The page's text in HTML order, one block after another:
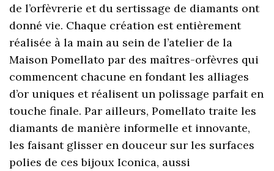
de l’orfèvrerie et du sertissage de diamants ont
donné vie. Chaque création est entièrement
réalisée à la main au sein de l’atelier de la
Maison Pomellato par des maîtres-orfèvres qui
commencent chacune en fondant les alliages
d’or uniques et réalisent un polissage parfait en
touche finale. Par ailleurs, Pomellato traite les
diamants de manière informelle et innovante,
les faisant glisser en douceur sur les surfaces
polies de ces bijoux Iconica, aussi